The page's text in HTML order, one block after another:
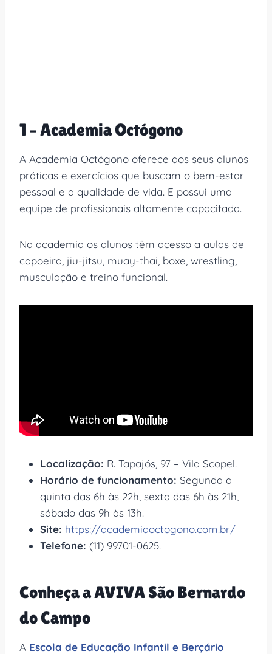
1 – Academia Octógono
A Academia Octógono oferece aos seus alunos
práticas e exercícios que buscam o bem-estar
pessoal e a qualidade de vida. E possui uma
equipe de profissionais altamente capacitada.
Na academia os alunos têm acesso a aulas de
capoeira, jiu-jitsu, muay-thai, boxe, wrestling,
musculação e treino funcional.
Localização: R. Tapajós, 97 – Vila Scopel.
Horário de funcionamento: Segunda a
quinta das 6h às 22h, sexta das 6h às 21h,
sábado das 9h às 13h.
Site: https://academiaoctogono.com.br/
Telefone: (11) 99701-0625.
Conheça a AVIVA São Bernardo
do Campo
A Escola de Educação Infantil e Berçário